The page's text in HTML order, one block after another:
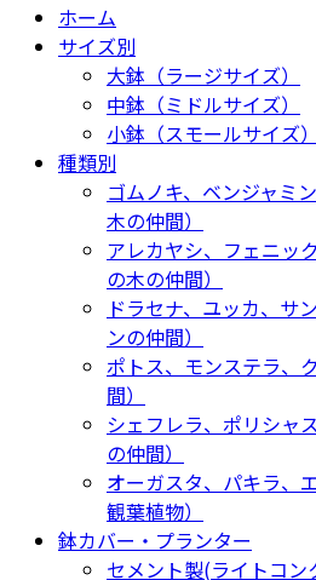
ホーム
サイズ別
大鉢（ラージサイズ）
中鉢（ミドルサイズ）
小鉢（スモールサイズ）
種類別
ゴムノキ、ベンジャミ
木の仲間）
アレカヤシ、フェニッ
の木の仲間）
ドラセナ、ユッカ、サ
ンの仲間）
ポトス、モンステラ、
間）
シェフレラ、ポリシャ
の仲間）
オーガスタ、パキラ、
観葉植物）
鉢カバー・プランター
セメント製(ライトコ